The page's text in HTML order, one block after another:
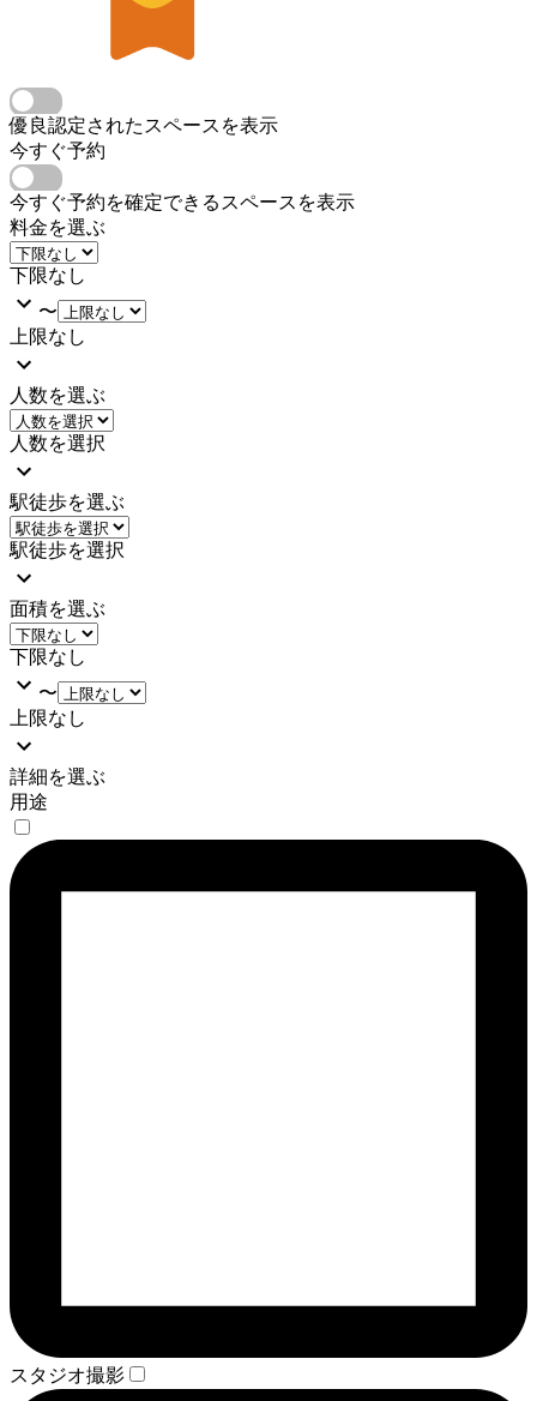
優良認定されたスペースを表示
今すぐ予約
今すぐ予約を確定できるスペースを表示
料金を選ぶ
下限なし
〜
上限なし
人数を選ぶ
人数を選択
駅徒歩を選ぶ
駅徒歩を選択
面積を選ぶ
下限なし
〜
上限なし
詳細を選ぶ
用途
スタジオ撮影